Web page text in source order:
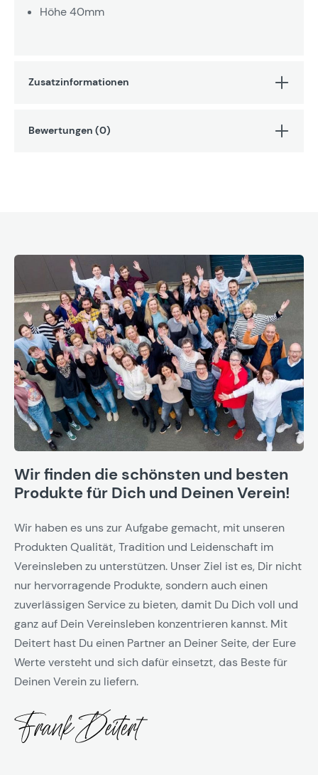
Höhe 40mm
Zusatzinformationen
Bewertungen (0)
Wir finden die schönsten und besten
Produkte für Dich und Deinen Verein!
Wir haben es uns zur Aufgabe gemacht, mit unseren
Produkten Qualität, Tradition und Leidenschaft im
Vereinsleben zu unterstützen. Unser Ziel ist es, Dir nicht
nur hervorragende Produkte, sondern auch einen
zuverlässigen Service zu bieten, damit Du Dich voll und
ganz auf Dein Vereinsleben konzentrieren kannst. Mit
Deitert hast Du einen Partner an Deiner Seite, der Eure
Werte versteht und sich dafür einsetzt, das Beste für
Deinen Verein zu liefern.